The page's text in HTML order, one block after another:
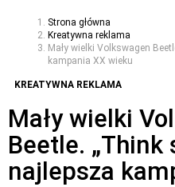
Strona główna
Kreatywna reklama
Mały wielki Volkswagen
kampania XX wieku
KREATYWNA REKLAMA
Mały wielki
Beetle. „Think
najlepsza